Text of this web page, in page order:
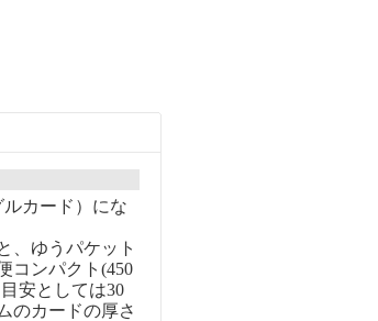
カード）にな
、ゆうパケット
コンパクト(450
安としては30
のカードの厚さ